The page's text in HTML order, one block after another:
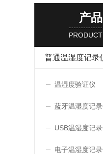
产
普通温湿度记录
温湿度验证仪
蓝牙温湿度记
USB温湿度记
电子温湿度记